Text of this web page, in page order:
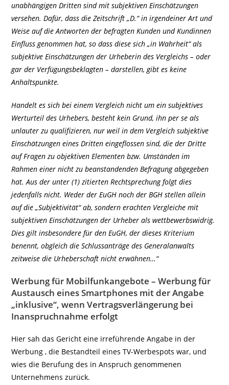
unabhängigen Dritten sind mit subjektiven Einschätzungen
versehen. Dafür, dass die Zeitschrift „D.“ in irgendeiner Art und
Weise auf die Antworten der befragten Kunden und Kundinnen
Einfluss genommen hat, so dass diese sich „in Wahrheit“ als
subjektive Einschätzungen der Urheberin des Vergleichs – oder
gar der Verfügungsbeklagten – darstellen, gibt es keine
Anhaltspunkte.
Handelt es sich bei einem Vergleich nicht um ein subjektives
Werturteil des Urhebers, besteht kein Grund, ihn per se als
unlauter zu qualifizieren, nur weil in dem Vergleich subjektive
Einschätzungen eines Dritten eingeflossen sind, die der Dritte
auf Fragen zu objektiven Elementen bzw. Umständen im
Rahmen einer nicht zu beanstandenden Befragung abgegeben
hat. Aus der unter (1) zitierten Rechtsprechung folgt dies
jedenfalls nicht. Weder der EuGH noch der BGH stellen allein
auf die „Subjektivität“ ab, sondern erachten Vergleiche mit
subjektiven Einschätzungen der Urheber als wettbewerbswidrig.
Dies gilt insbesondere für den EuGH, der dieses Kriterium
benennt, obgleich die Schlussanträge des Generalanwalts
zeitweise die Urheberschaft nicht erwähnen…“
Werbung für Mobilfunkangebote – Werbung für
Austausch eines Smartphones mit der Angabe
„inklusive“, wenn Vertragsverlängerung bei
Inanspruchnahme erfolgt
Hier sah das Gericht eine irreführende Angabe in der
Werbung , die Bestandteil eines TV-Werbespots war, und
wies die Berufung des in Anspruch genommenen
Unternehmens zurück.